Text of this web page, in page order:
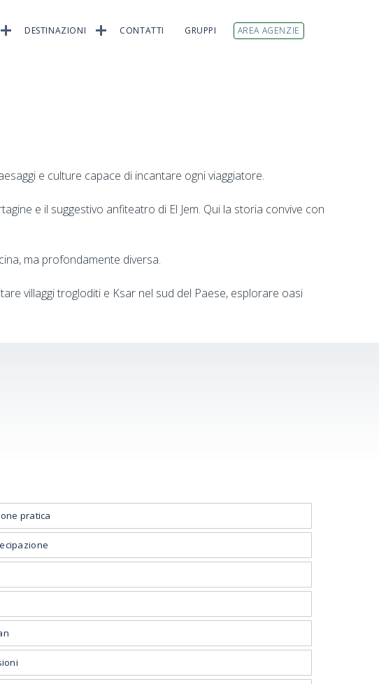
DESTINAZIONI CONTATTI GRUPPI AREA AGENZIE
e culture capace di incantare ogni viaggiatore.
e il suggestivo anfiteatro di El Jem. Qui la storia convive con
ma profondamente diversa.
villaggi trogloditi e Ksar nel sud del Paese, esplorare oasi
pratica